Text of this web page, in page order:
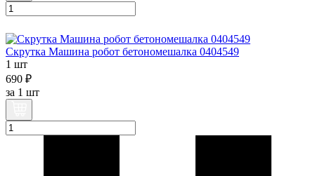
Скрутка Машина робот бетономешалка 0404549
1 шт
690 ₽
за 1 шт